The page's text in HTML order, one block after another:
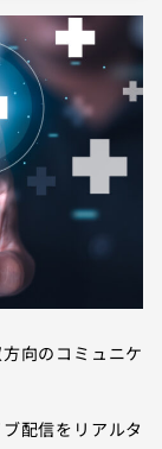
向のコミュニケ
配信をリアルタ